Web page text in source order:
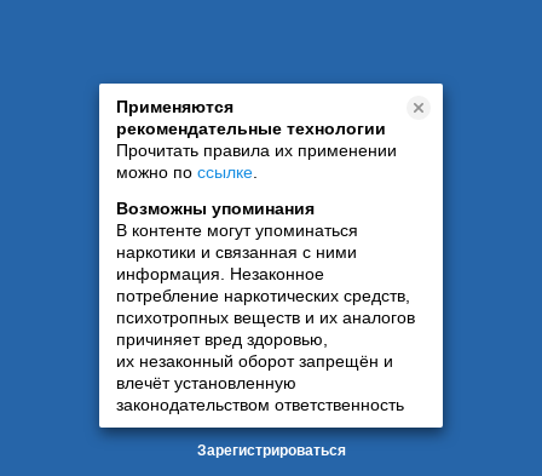
Применяются
рекомендательные технологии
Прочитать правила их применении
можно по ссылке
Возможны упоминания
В контенте могут упоминаться
наркотики и связанная с ними
информация. Незаконное
потребление наркотических средств,
психотропных веществ и их аналогов
причиняет вред здоровью,
их незаконный оборот запрещён и
влечёт установленную
законодательством ответственность
Зарегистрироваться